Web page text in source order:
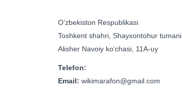
Oʻzbekiston Respublikasi
Toshkent shahri, Shayxontohur tumani
Alisher Navoiy koʻchasi, 11A-uy
Telefon:
Email: wikimarafon@gmail.com